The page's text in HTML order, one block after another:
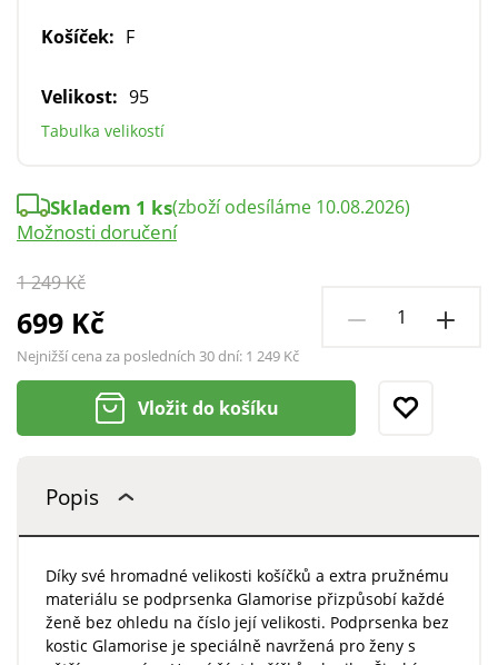
Košíček: F
Velikost: 95
Tabulka velikostí
1 249 Kč
699 Kč
Nejnižší cena za posledních 30 dní: 1 249 Kč
Skladem 1 ks(zboží odesíláme 10.08.2026)
Možnosti doručení
Vložit do košíku
Popis
Díky své hromadné velikosti košíčků a extra pružnému
materiálu se podprsenka Glamorise přizpůsobí každé
ženě bez ohledu na číslo její velikosti. Podprsenka bez
kostic Glamorise je speciálně navržená pro ženy s